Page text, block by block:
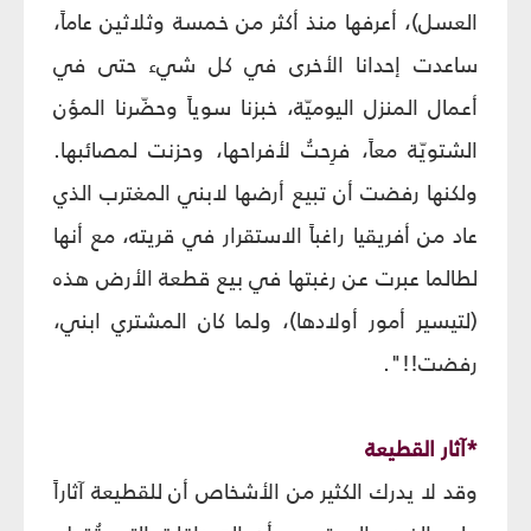
العسل)، أعرفها منذ أكثر من خمسة وثلاثين عاماً،
ساعدت إحدانا الأخرى في كل شيء حتى في
أعمال المنزل اليوميّة، خبزنا سوياً وحضّرنا المؤن
الشتويّة معاً، فرِحتُ لأفراحها، وحزنت لمصائبها.
ولكنها رفضت أن تبيع أرضها لابني المغترب الذي
عاد من أفريقيا راغباً الاستقرار في قريته، مع أنها
لطالما عبرت عن رغبتها في بيع قطعة الأرض هذه
(لتيسير أمور أولادها)، ولما كان المشتري ابني،
رفضت!!".
*آثار القطيعة
وقد لا يدرك الكثير من الأشخاص أن للقطيعة آثاراً